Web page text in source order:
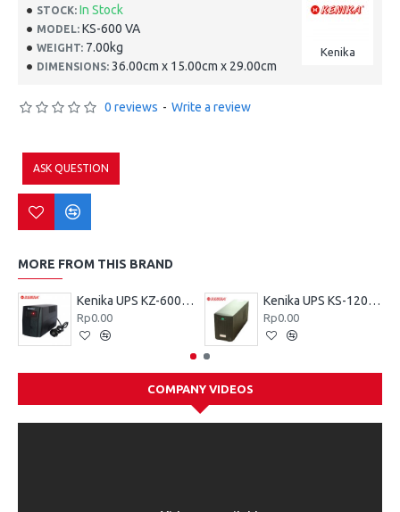
STOCK: In Stock
MODEL: KS-600 VA
WEIGHT: 7.00kg
DIMENSIONS: 36.00cm x 15.00cm x 29.00cm
Kenika
0 reviews - Write a review
ASK QUESTION
MORE FROM THIS BRAND
Kenika UPS KZ-600 VA
Rp0.00
Kenika UPS KS-1200 VA
Rp0.00
COMPANY VIDEOS